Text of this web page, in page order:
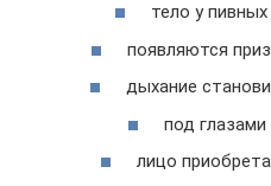
тело у
появляются
дыхание
под
лицо